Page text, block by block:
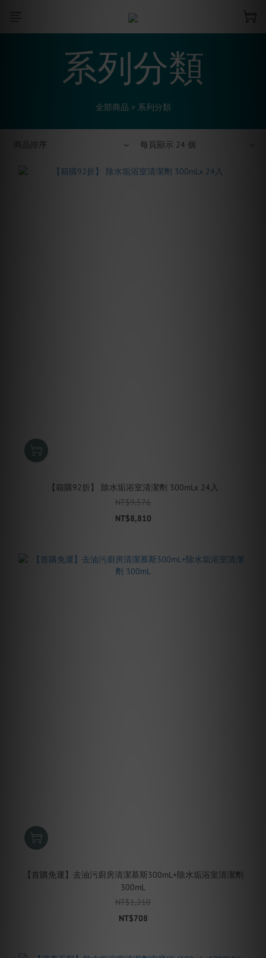
系列分類
全部商品 > 系列分類
商品排序 每頁顯示 24 個
【箱購92折】 除水垢浴室清潔劑 300mLx 24入
NT$9,576
NT$8,810
【首購免運】去油污廚房清潔慕斯300mL+除水垢浴室清潔劑
300mL
NT$1,210
NT$708